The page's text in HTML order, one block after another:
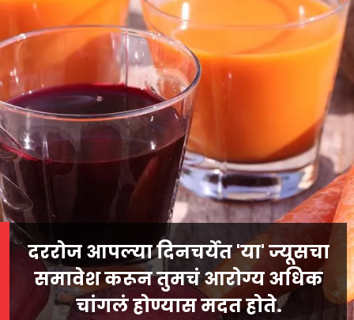
दररोज आपल्या दिनचर्येत 'या' ज्यूसचा
समावेश करून तुमचं आरोग्य अधिक
चांगलं होण्यास मदत होते.